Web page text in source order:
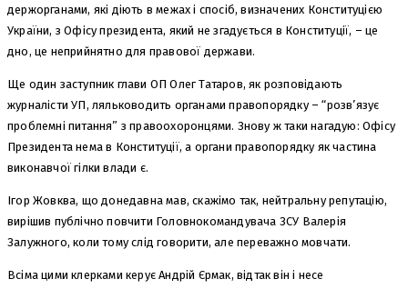
держорганами, які діють в межах і спосіб, визначених Конституцією
України, з Офісу президента, який не згадується в Конституції, – це
дно, це неприйнятно для правової держави.
Ще один заступник глави ОП Олег Татаров, як розповідають
журналісти УП, ляльководить органами правопорядку – “розв’язує
проблемні питання” з правоохоронцями. Знову ж таки нагадую: Офісу
Президента нема в Конституції, а органи правопорядку як частина
виконавчої гілки влади є.
Ігор Жовква, що донедавна мав, скажімо так, нейтральну репутацію,
вирішив публічно повчити Головнокомандувача ЗСУ Валерія
Залужного, коли тому слід говорити, але переважно мовчати.
Всіма цими клерками керує Андрій Єрмак, відтак він і несе